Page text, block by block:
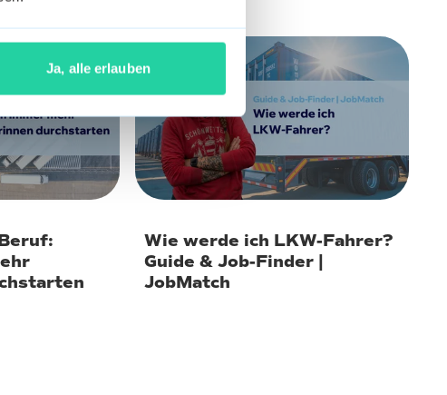
Ja, alle erlauben10. Juli 2026
Wie werde ich LKW-Fahrer?
Guide & Job-Finder |
JobMatch